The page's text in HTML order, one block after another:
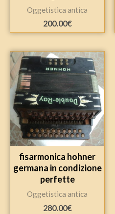
Oggetistica antica
200.00€
fisarmonica hohner
germana in condizione
perfette
Oggetistica antica
280.00€